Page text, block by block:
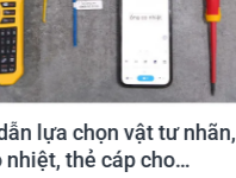
lựa chọn vật tư nhãn,
nhiệt, thẻ cáp cho